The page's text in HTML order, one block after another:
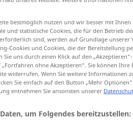
bestmöglich nutzen und wir besser mit Ihnen
und statistische Cookies, die für den Betrieb
sind, werden auf Grundlage unserer
Cookies und Cookies, die der Bereitstellung
uns durch einen Klick auf den
„Fortfahren ohne Akzeptieren“. Sie können
widerrufen. Wenn Sie weitere Informationen
Sie einfach auf den Button „Mehr
entnehmen Sie ansonsten unserer
um Folgendes bereitzustellen: